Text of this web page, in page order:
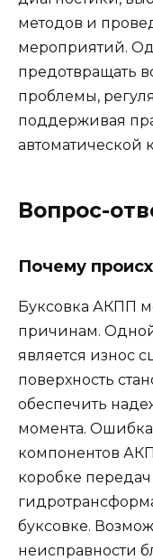
методов и
мероприятий.
предотвращать
проблемы,
поддерживая
автоматической
Вопрос-
Почему
Буксовка АКПП
причинам.
является износ
поверхность
обеспечить
момента. Ошибка
компонентов
коробке
буксовке.
неисправности